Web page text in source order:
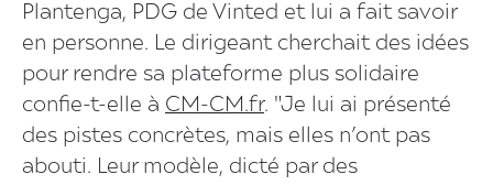
Plantenga, PDG de Vinted et lui a fait savoir
en personne. Le dirigeant cherchait des idées
pour rendre sa plateforme plus solidaire
confie-t-elle à CM-CM.fr. "Je lui ai présenté
des pistes concrètes, mais elles n’ont pas
abouti. Leur modèle, dicté par des